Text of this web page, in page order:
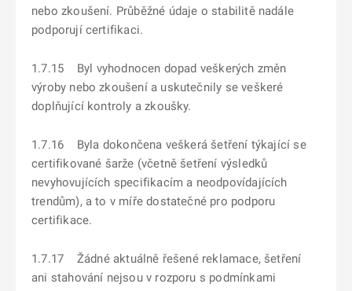
nebo zkoušení. Průběžné údaje o stabilitě nadále
podporují certifikaci.
1.7.15 Byl vyhodnocen dopad veškerých změn
výroby nebo zkoušení a uskutečnily se veškeré
doplňující kontroly a zkoušky.
1.7.16 Byla dokončena veškerá šetření týkající se
certifikované šarže (včetně šetření výsledků
nevyhovujících specifikacím a neodpovídajících
trendům), a to v míře dostatečné pro podporu
certifikace.
1.7.17 Žádné aktuálně řešené reklamace, šetření
ani stahování nejsou v rozporu s podmínkami